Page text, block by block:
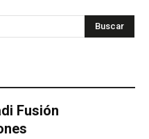
Buscar
Fusión